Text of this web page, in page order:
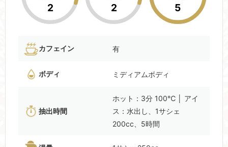
2 2 5
カフェイン 有
ボディ ミディアムボディ
抽出時間
ホット：3分 100℃ │ アイ
ス：水出し、1サシェ
200cc、5時間